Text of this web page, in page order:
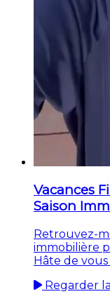
Vacances
Saison
Retrouvez-
immobilière
Hâte de vous
Regarder